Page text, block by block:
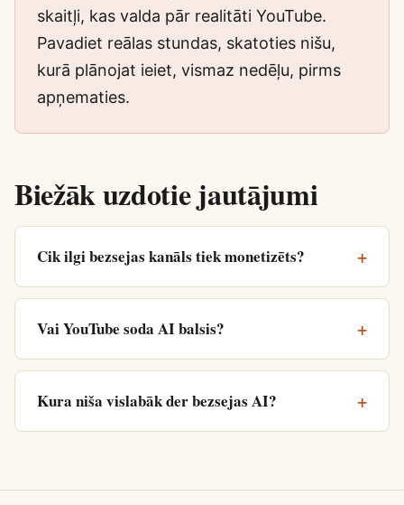
skaitļi, kas valda pār realitāti YouTube.
Pavadiet reālas stundas, skatoties nišu,
kurā plānojat ieiet, vismaz nedēļu, pirms
apņematies.
Biežāk uzdotie jautājumi
Cik ilgi bezsejas kanāls tiek monetizēts?
Vai YouTube soda AI balsis?
Kura niša vislabāk der bezsejas AI?